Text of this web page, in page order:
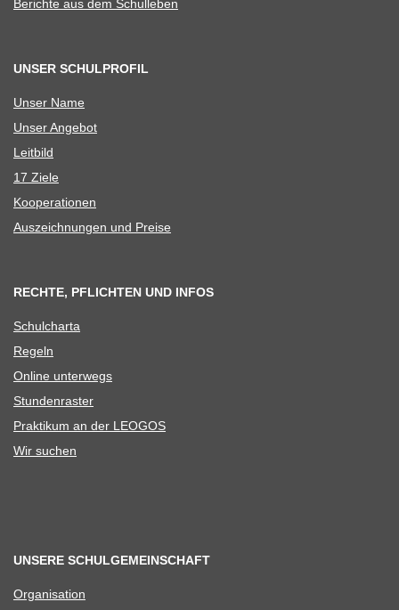
Berichte aus dem Schulleben
UNSER SCHULPROFIL
Unser Name
Unser Ange­bot
Leit­bild
17 Ziele
Koope­ra­tio­nen
Aus­zeich­nun­gen und Preise
RECHTE, PFLICHTEN UND INFOS
Schul­charta
Regeln
Online unter­wegs
Stun­den­ras­ter
Prak­ti­kum an der LEOGOS
Wir suchen
UNSERE SCHULGEMEINSCHAFT
Orga­ni­sa­tion